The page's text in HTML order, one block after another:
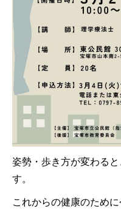
姿勢・歩き方が変わる
す。
これからの健康のため